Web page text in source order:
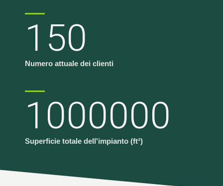
150
Numero attuale dei clienti
1000000
Superficie totale dell'impianto (ft²)